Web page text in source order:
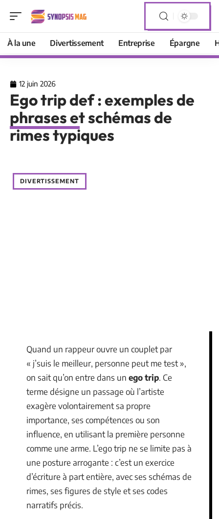
À la une Divertissement Entreprise Épargne
12 juin 2026
Ego trip def : exemples de
phrases et schémas de
rimes typiques
DIVERTISSEMENT
Quand un rappeur ouvre un couplet par
« j’suis le meilleur, personne peut me test »,
on sait qu’on entre dans un ego trip. Ce
terme désigne un passage où l’artiste
exagère volontairement sa propre
importance, ses compétences ou son
influence, en utilisant la première personne
comme une arme. L’ego trip ne se limite pas à
une posture arrogante : c’est un exercice
d’écriture à part entière, avec ses schémas de
rimes, ses figures de style et ses codes
narratifs précis.